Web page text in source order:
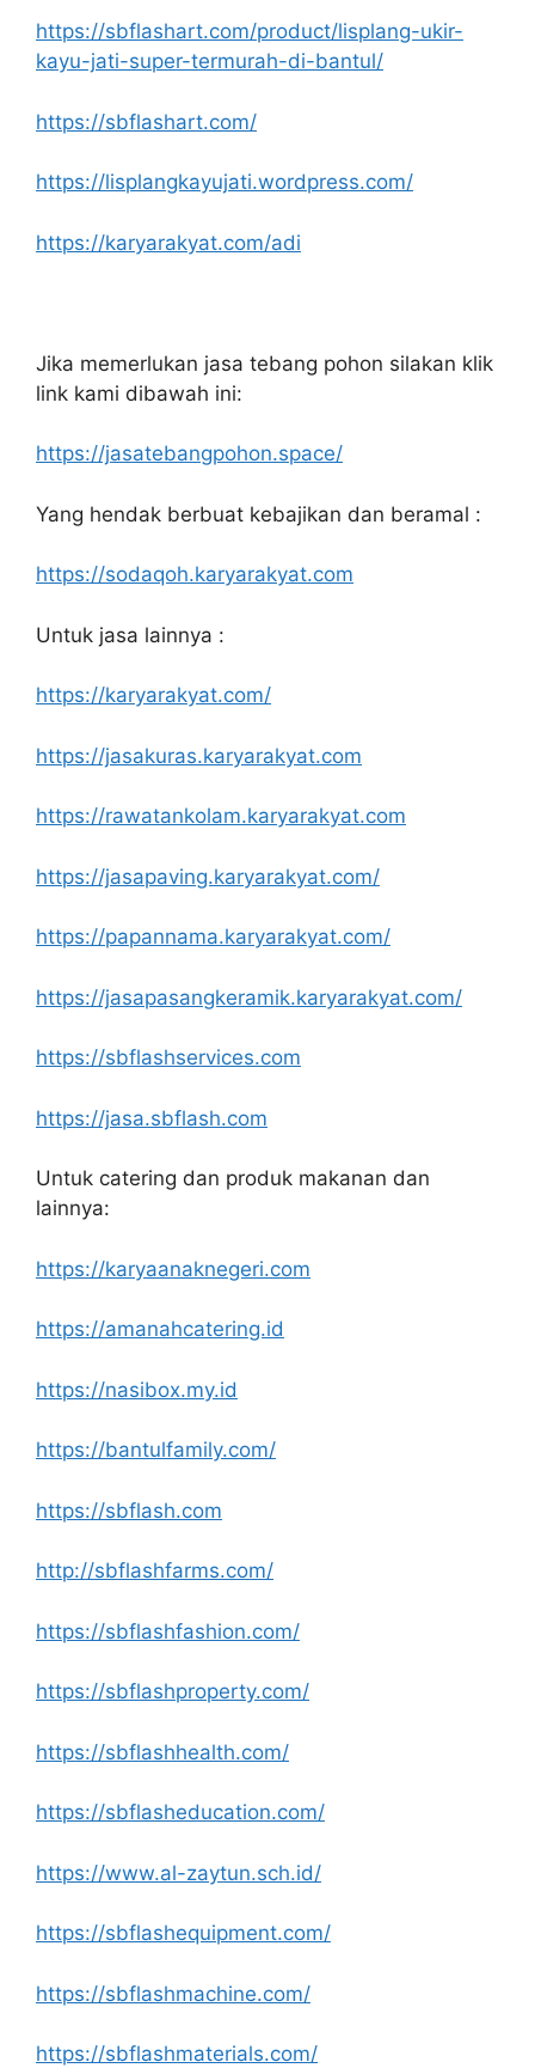
https://sbflashart.com/product/lisplang-ukir-
kayu-jati-super-termurah-di-bantul/
https://sbflashart.com/
https://lisplangkayujati.wordpress.com/
https://karyarakyat.com/adi
Jika memerlukan jasa tebang pohon silakan klik
link kami dibawah ini:
https://jasatebangpohon.space/
Yang hendak berbuat kebajikan dan beramal :
https://sodaqoh.karyarakyat.com
Untuk jasa lainnya :
https://karyarakyat.com/
https://jasakuras.karyarakyat.com
https://rawatankolam.karyarakyat.com
https://jasapaving.karyarakyat.com/
https://papannama.karyarakyat.com/
https://jasapasangkeramik.karyarakyat.com/
https://sbflashservices.com
https://jasa.sbflash.com
Untuk catering dan produk makanan dan
lainnya:
https://karyaanaknegeri.com
https://amanahcatering.id
https://nasibox.my.id
https://bantulfamily.com/
https://sbflash.com
http://sbflashfarms.com/
https://sbflashfashion.com/
https://sbflashproperty.com/
https://sbflashhealth.com/
https://sbflasheducation.com/
https://www.al-zaytun.sch.id/
https://sbflashequipment.com/
https://sbflashmachine.com/
https://sbflashmaterials.com/